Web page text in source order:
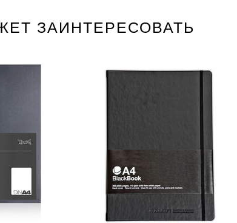
ЗАИНТЕРЕСОВАТЬ